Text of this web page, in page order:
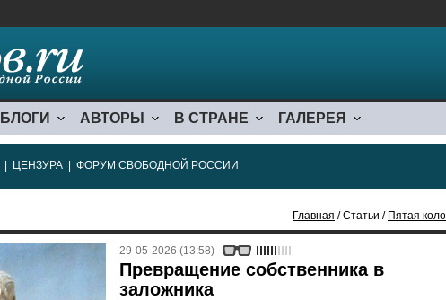
БЛОГИ АВТОРЫ В СТРАНЕ ГАЛЕРЕЯ
ЦЕНЗУРА ФОРУМ СВОБОДНОЙ РОССИИ
Главная / Статьи / Пятая
29-05-2026 (13:58)
Превращение собственника в
заложника